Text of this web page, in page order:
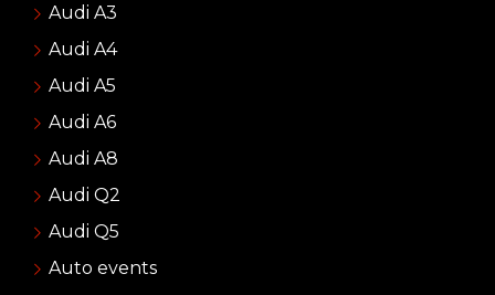
Audi A3
Audi A4
Audi A5
Audi A6
Audi A8
Audi Q2
Audi Q5
Auto events